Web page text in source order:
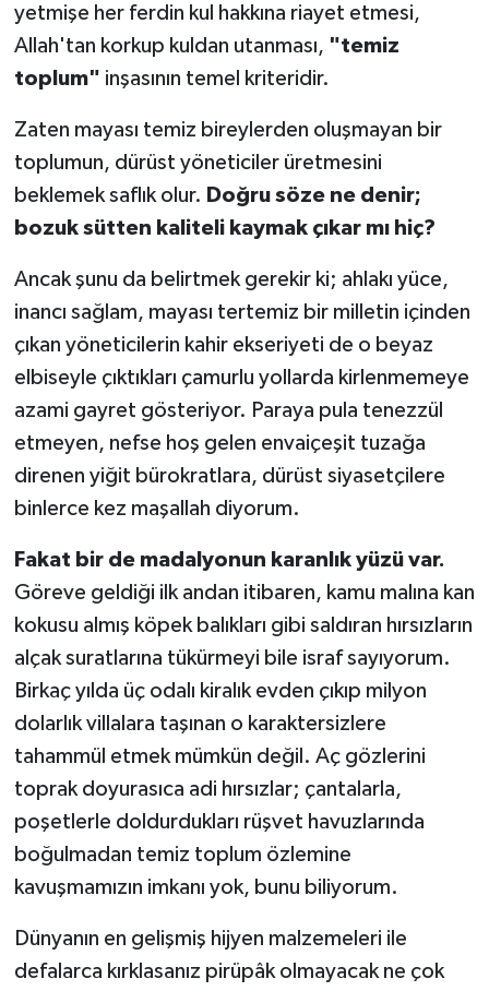
yetmişe her ferdin kul hakkına riayet etmesi,
Allah'tan korkup kuldan utanması, "temiz
toplum" inşasının temel kriteridir.
Zaten mayası temiz bireylerden oluşmayan bir
toplumun, dürüst yöneticiler üretmesini
beklemek saflık olur. Doğru söze ne denir;
bozuk sütten kaliteli kaymak çıkar mı hiç?
Ancak şunu da belirtmek gerekir ki; ahlakı yüce,
inancı sağlam, mayası tertemiz bir milletin içinden
çıkan yöneticilerin kahir ekseriyeti de o beyaz
elbiseyle çıktıkları çamurlu yollarda kirlenmemeye
azami gayret gösteriyor. Paraya pula tenezzül
etmeyen, nefse hoş gelen envaiçeşit tuzağa
direnen yiğit bürokratlara, dürüst siyasetçilere
binlerce kez maşallah diyorum.
Fakat bir de madalyonun karanlık yüzü var.
Göreve geldiği ilk andan itibaren, kamu malına kan
kokusu almış köpek balıkları gibi saldıran hırsızların
alçak suratlarına tükürmeyi bile israf sayıyorum.
Birkaç yılda üç odalı kiralık evden çıkıp milyon
dolarlık villalara taşınan o karaktersizlere
tahammül etmek mümkün değil. Aç gözlerini
toprak doyurasıca adi hırsızlar; çantalarla,
poşetlerle doldurdukları rüşvet havuzlarında
boğulmadan temiz toplum özlemine
kavuşmamızın imkanı yok, bunu biliyorum.
Dünyanın en gelişmiş hijyen malzemeleri ile
defalarca kırklasanız pirüpâk olmayacak ne çok